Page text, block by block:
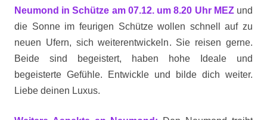
Neumond in Schütze am 07.12. um 8.20 Uhr MEZund
die Sonne im feurigen Schütze wollen schnell auf zu
neuen Ufern, sich weiterentwickeln. Sie reisen gerne.
Beide sind begeistert, haben hohe Ideale und
begeisterte Gefühle. Entwickle und bilde dich weiter.
Liebe deinen Luxus.